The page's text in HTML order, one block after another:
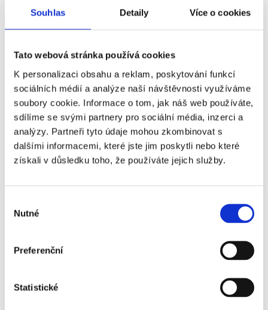
Souhlas Detaily Více o cookies
Tato webová stránka používá cookies
K personalizaci obsahu a reklam, poskytování funkcí
sociálních médií a analýze naší návštěvnosti využíváme
soubory cookie. Informace o tom, jak náš web používáte,
sdílíme se svými partnery pro sociální média, inzerci a
analýzy. Partneři tyto údaje mohou zkombinovat s
dalšími informacemi, které jste jim poskytli nebo které
získali v důsledku toho, že používáte jejich služby.
souhlasu
Nutné
Preferenční
Statistické
BOLOGNA FC - SSC NEAPOL